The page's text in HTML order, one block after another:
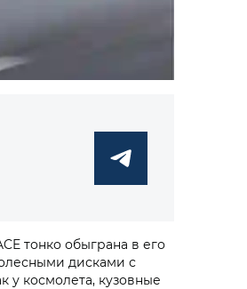
тонко обыграна в его
дисками с
у космолета, кузовные